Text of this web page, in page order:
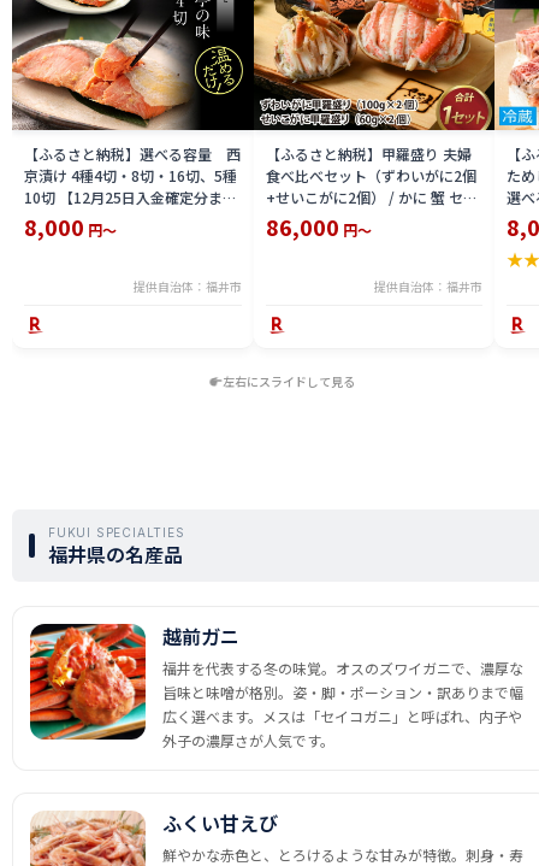
【ふるさと納税】選べる容量 西
京漬け 4種4切・8切・16切、5種
10切 【12月25日入金確定分まで
「年内発送」「年内配送」「年内
お届け」】/ レンジで温めるだけ
8,000 円～
提供自治体：福井市
【ふるさと納税】甲羅盛り 夫婦
食べ比べセット（ずわいがに2個
+せいこがに2個） / かに 蟹 セイ
コ ずわい ズワイ 内子 外子 国産
冷凍 冬 冬の味覚 珍味 グルメ 国
86,000 円～
提供自治体：福井市
【
た
選
鯖
用
テラ
★
左右にスライドして見る
FUKUI SPECIALTIES
福井県の名産品
越前ガニ
福井を代表する冬の味覚。オスのズワイガニで、濃厚な
旨味と味噌が格別。姿・脚・ポーション・訳ありまで幅
広く選べます。メスは「セイコガニ」と呼ばれ、内子や
外子の濃厚さが人気です。
ふくい甘えび
鮮やかな赤色と、とろけるような甘みが特徴。刺身・寿